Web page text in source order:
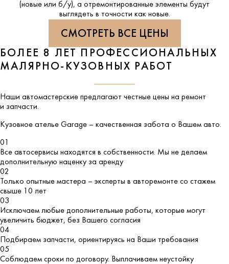
(новые или б/у), а отремонтированные элементы будут
выглядеть в точности как новые.
СМОТРЕТЬ ВСЕ ЦЕНЫ
БОЛЕЕ 8 ЛЕТ ПРОФЕССИОНАЛЬНЫХ
МАЛЯРНО-КУЗОВНЫХ РАБОТ
Наши автомастерские предлагают честные цены на ремонт
и запчасти.
Кузовное ателье Garage – качественная забота о Вашем авто.
01
Все автосервисы находятся в собственности. Мы не делаем
дополнительную наценку за аренду
02
Только опытные мастера – эксперты в авторемонте со стажем
свыше 10 лет
03
Исключаем любые дополнительные работы, которые могут
увеличить бюджет, без Вашего согласия
04
Подбираем запчасти, ориентируясь на Ваши требования
05
Соблюдаем сроки по договору. Выплачиваем неустойку